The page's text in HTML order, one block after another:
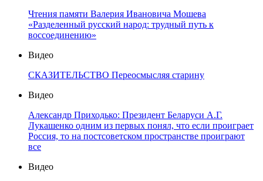
Чтения памяти Валерия Ивановича Мошева
«Разделенный русский народ: трудный путь к
воссоединению»
Видео
СКАЗИТЕЛЬСТВО Переосмысляя старину
Видео
Александр Приходько: Президент Беларуси А.Г.
Лукашенко одним из первых понял, что если проиграет
Россия, то на постсоветском пространстве проиграют
все
Видео